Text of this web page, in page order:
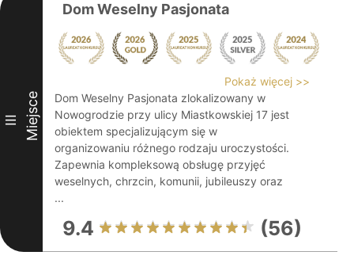
III Miejsce
Dom Weselny Pasjonata
Pokaż więcej >>
Dom Weselny Pasjonata zlokalizowany w
Nowogrodzie przy ulicy Miastkowskiej 17 jest
obiektem specjalizującym się w
organizowaniu różnego rodzaju uroczystości.
Zapewnia kompleksową obsługę przyjęć
weselnych, chrzcin, komunii, jubileuszy oraz
...
9.4 (56)